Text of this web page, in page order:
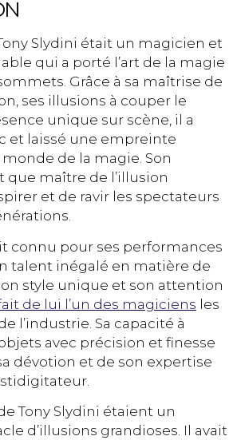
Slydini était un magicien et
qui a porté l’art de la magie
Grâce à sa maîtrise de
ses illusions à couper le
unique sur scène, il a
et laissé une empreinte
de la magie. Son
que maître de l’illusion
et de ravir les spectateurs
connu pour ses performances
talent inégalé en matière de
style unique et son attention
de lui l’un des magiciens les
l’industrie. Sa capacité à
avec précision et finesse
dévotion et de son expertise
Tony Slydini étaient un
d’illusions grandioses. Il avait